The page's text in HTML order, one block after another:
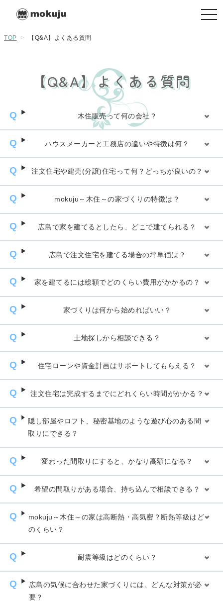
TOP > 【Q&A】よくある質問
【Q&A】よくある質問
木住販売って何の会社？
ハウスメーカーと工務店の違いや特徴は何？
注文住宅や建売(分譲)住宅って何？どっちが良いの？
mokuju～木住～の家づくりの特徴は？
広島で家を建てるとしたら、どこで建てられる？
広島で注文住宅を建てる場合の坪単価は？
家を建てるには総額でどのくらい費用がかかるの？
家づくりは何から始めればいい？
土地探しから相談できる？
住宅ローンや資金計画はサポートしてもらえる？
注文住宅は完成するまでにどれくらい時間がかかる？
隠し部屋やロフト、秘密基地のような遊び心のある間
取りにできる？
変わった間取りにすると、かなり高額になる？
希望の間取りがある場合、持ち込んで相談できる？
mokuju～木住～の家は高断熱・高気密？断熱等級はど
のくらい？
耐震等級はどのくらい？
広島の気候に合わせた家づくりには、どんな対策が必
要？